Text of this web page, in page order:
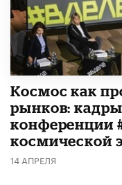
Космос как
рынков:
конференции
космической
14 АПРЕЛЯ